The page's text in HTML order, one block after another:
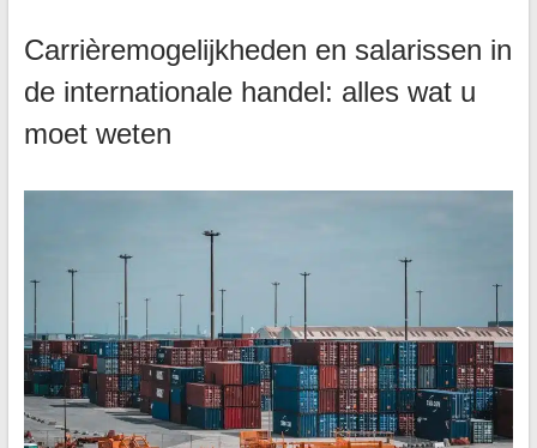
Carrièremogelijkheden en salarissen in
de internationale handel: alles wat u
moet weten